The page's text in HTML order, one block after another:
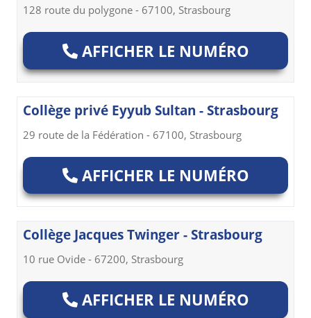
128 route du polygone - 67100, Strasbourg
AFFICHER LE NUMÉRO
Collège privé Eyyub Sultan - Strasbourg
29 route de la Fédération - 67100, Strasbourg
AFFICHER LE NUMÉRO
Collège Jacques Twinger - Strasbourg
10 rue Ovide - 67200, Strasbourg
AFFICHER LE NUMÉRO